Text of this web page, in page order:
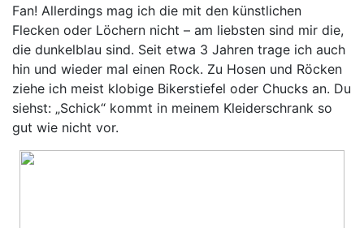
Fan! Allerdings mag ich die mit den künstlichen
Flecken oder Löchern nicht – am liebsten sind mir die,
die dunkelblau sind. Seit etwa 3 Jahren trage ich auch
hin und wieder mal einen Rock. Zu Hosen und Röcken
ziehe ich meist klobige Bikerstiefel oder Chucks an. Du
siehst: „Schick“ kommt in meinem Kleiderschrank so
gut wie nicht vor.